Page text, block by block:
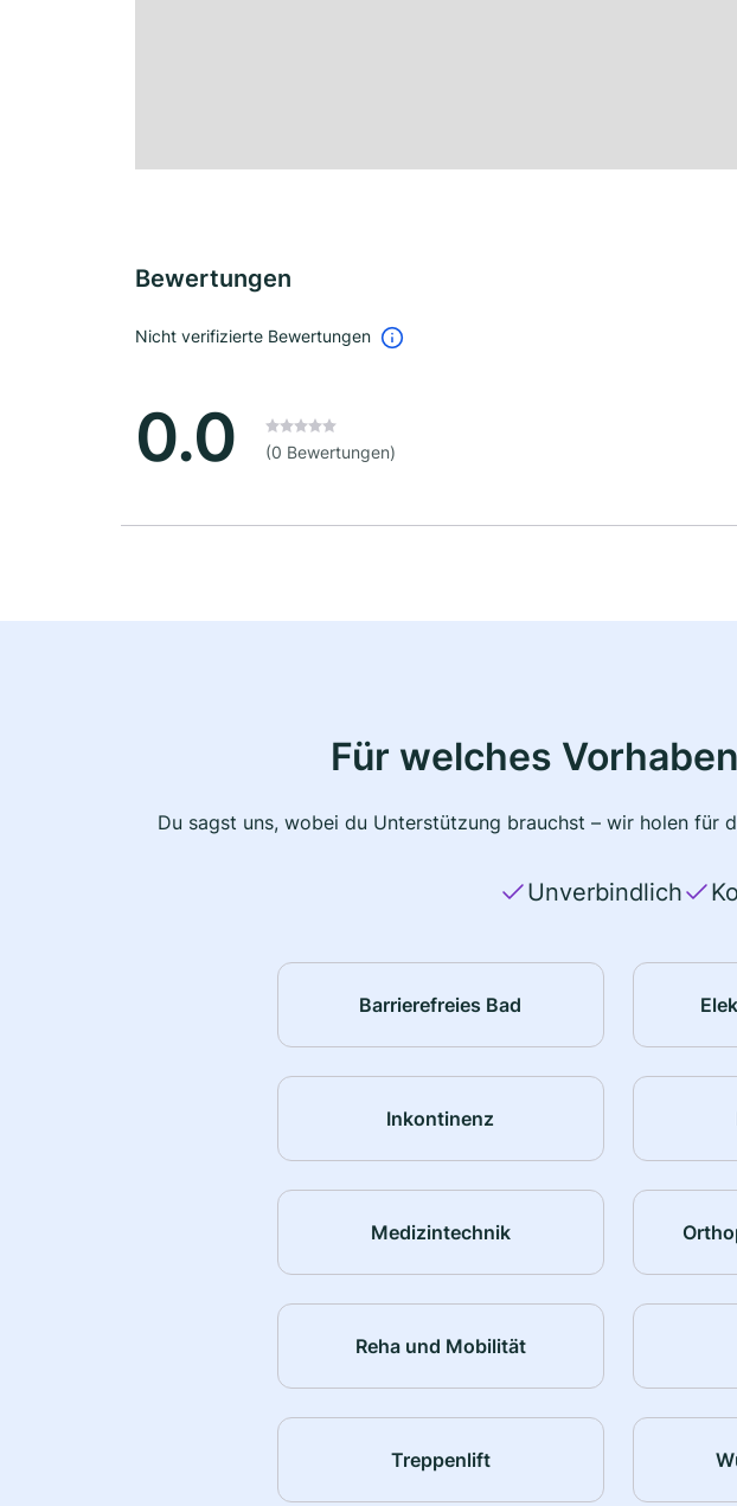
Bewertungen
Nicht verifizierte Bewertungen
0.0 (0 Bewertungen)
Für welches
Du sagst uns, wobei du Unterstützung brauchst – wir holen für
Unverbindlich
Barrierefreies Bad
Inkontinenz
Medizintechnik
Reha und Mobilität
Treppenlift